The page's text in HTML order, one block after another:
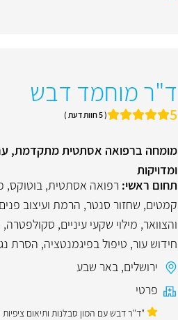
ד"ר מוחמד דבש
5 ( 5 חוות דעת )
ומדויקות
תחום ראשי: רפואה אסתטית, בוטוקס,
קמטים, שחזור סנטר, הרמת ועיצוב
והצוואר, מילוי שקעי עיניים, סקולפטרה,
חידוש עור, טיפול בפיגמנטציה, הסרת
ירושלים, באר שבע
פרטי
"ד"ר דבש עם המון סבלנות ותיאום